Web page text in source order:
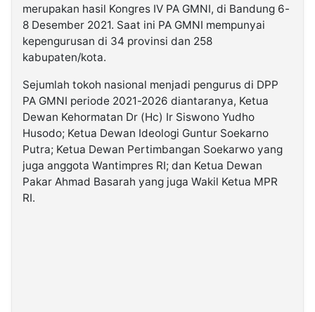
merupakan hasil Kongres IV PA GMNI, di Bandung 6-
8 Desember 2021. Saat ini PA GMNI mempunyai
kepengurusan di 34 provinsi dan 258
kabupaten/kota.
Sejumlah tokoh nasional menjadi pengurus di DPP
PA GMNI periode 2021-2026 diantaranya, Ketua
Dewan Kehormatan Dr (Hc) Ir Siswono Yudho
Husodo; Ketua Dewan Ideologi Guntur Soekarno
Putra; Ketua Dewan Pertimbangan Soekarwo yang
juga anggota Wantimpres RI; dan Ketua Dewan
Pakar Ahmad Basarah yang juga Wakil Ketua MPR
RI.